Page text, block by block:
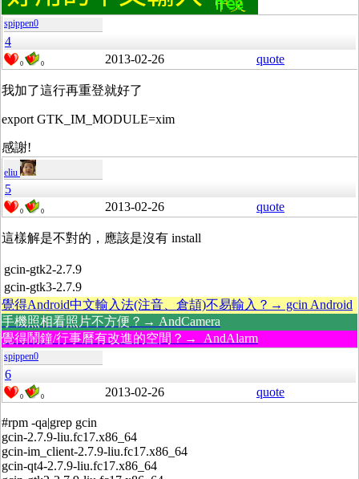
spippen0
4
0 0 2013-02-26 quote
我加了這行再重登就好了
export GTK_IM_MODULE=xim
感謝!
eliu
5
0 0 2013-02-26 quote
這樣解是不對的，應該是沒有 install
gcin-gtk2-2.7.9
gcin-gtk3-2.7.9
覺得Android中文輸入法(注音、倉頡)不易輸入？→ gcin Android
手機照相看照片不方便？→ AndCamera
覺得鬧鐘/行事曆有改進的空間？→ AndAlarm
spippen0
6
0 0 2013-02-26 quote
#rpm -qa|grep gcin
gcin-2.7.9-liu.fc17.x86_64
gcin-im_client-2.7.9-liu.fc17.x86_64
gcin-qt4-2.7.9-liu.fc17.x86_64